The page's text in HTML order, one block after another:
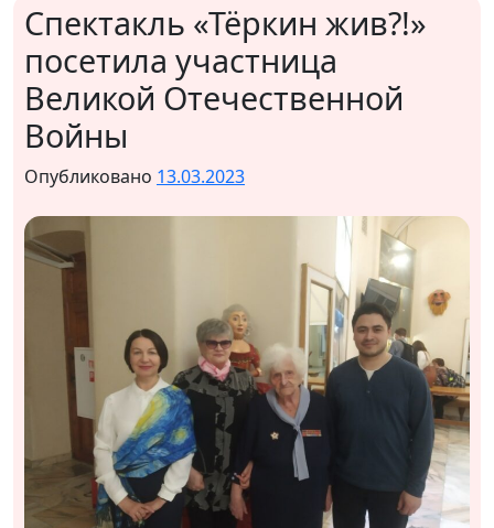
Спектакль «Тёркин жив?!»
посетила участница
Великой Отечественной
Войны
Опубликовано 13.03.2023